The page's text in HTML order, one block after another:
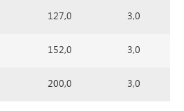
127,0 3,0
152,0 3,0
200,0 3,0